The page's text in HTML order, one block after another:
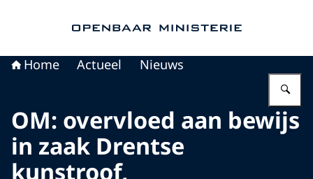
Home Actueel Nieuws
OM: overvloed aan bewijs
in zaak Drentse
kunstroof,